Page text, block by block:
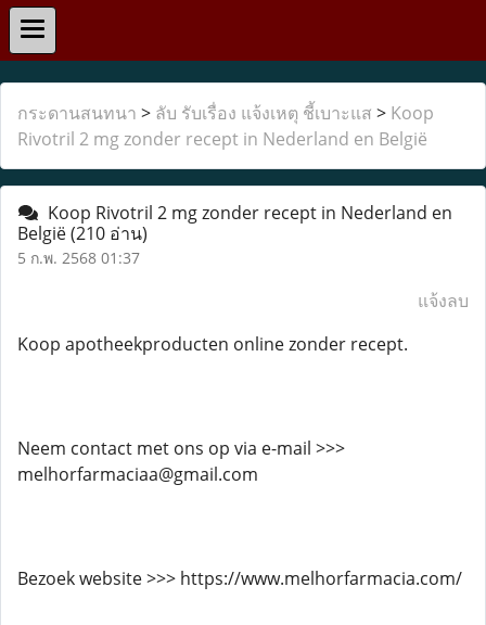
กระดานสนทนา > ลับ รับเรื่อง แจ้งเหตุ ชี้เบาะแส > Koop
Rivotril 2 mg zonder recept in Nederland en België
Koop Rivotril 2 mg zonder recept in Nederland en
België(210 อ่าน)
5 ก.พ. 2568 01:37
แจ้งลบ
Koop apotheekproducten online zonder recept.
Neem contact met ons op via e-mail >>>
melhorfarmaciaa@gmail.com
Bezoek website >>> https://www.melhorfarmacia.com/